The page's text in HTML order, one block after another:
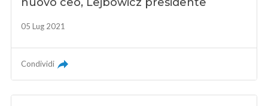
05 Lug 2021
Condividi